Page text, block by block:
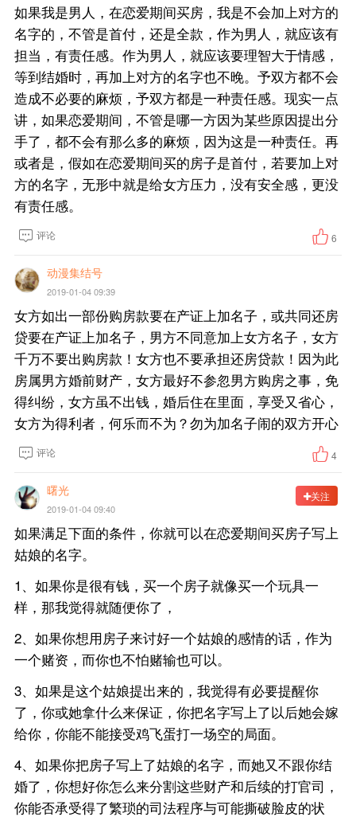
如果我是男人，在恋爱期间买房，我是不会加上对方的
名字的，不管是首付，还是全款，作为男人，就应该有
担当，有责任感。作为男人，就应该要理智大于情感，
等到结婚时，再加上对方的名字也不晚。予双方都不会
造成不必要的麻烦，予双方都是一种责任感。现实一点
讲，如果恋爱期间，不管是哪一方因为某些原因提出分
手了，都不会有那么多的麻烦，因为这是一种责任。再
或者是，假如在恋爱期间买的房子是首付，若要加上对
方的名字，无形中就是给女方压力，没有安全感，更没
有责任感。
评论 6
动漫集结号
2019-01-04 09:39
女方如出一部份购房款要在产证上加名子，或共同还房
贷要在产证上加名子，男方不同意加上女方名子，女方
千万不要出购房款！女方也不要承担还房贷款！因为此
房属男方婚前财产，女方最好不参忽男方购房之事，免
得纠纷，女方虽不出钱，婚后住在里面，享受又省心，
女方为得利者，何乐而不为？勿为加名子闹的双方开心
评论 4
曙光
2019-01-04 09:40
关注
如果满足下面的条件，你就可以在恋爱期间买房子写上
姑娘的名字。
1、如果你是很有钱，买一个房子就像买一个玩具一
样，那我觉得就随便你了，
2、如果你想用房子来讨好一个姑娘的感情的话，作为
一个赌资，而你也不怕赌输也可以。
3、如果是这个姑娘提出来的，我觉得有必要提醒你
了，你或她拿什么来保证，你把名字写上了以后她会嫁
给你，你能不能接受鸡飞蛋打一场空的局面。
4、如果你把房子写上了姑娘的名字，而她又不跟你结
婚了，你想好你怎么来分割这些财产和后续的打官司，
你能否承受得了繁琐的司法程序与可能撕破脸皮的状